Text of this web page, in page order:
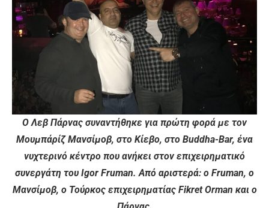
Ο Λεβ Πάρνας συναντήθηκε για πρώτη φορά με τον
Μουμπάρίζ Μανσίμοβ, στο Κίεβο, στο Buddha-Bar, ένα
νυχτερινό κέντρο που ανήκει στον επιχειρηματικό
συνεργάτη του Igor Fruman. Από αριστερά: ο Fruman, ο
Μανσίμοβ, ο Τούρκος επιχειρηματίας Fikret Orman και ο